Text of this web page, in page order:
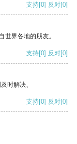
支持[0] 反对[0]
世界各地的朋友。
支持[0] 反对[0]
时解决。
支持[0] 反对[0]